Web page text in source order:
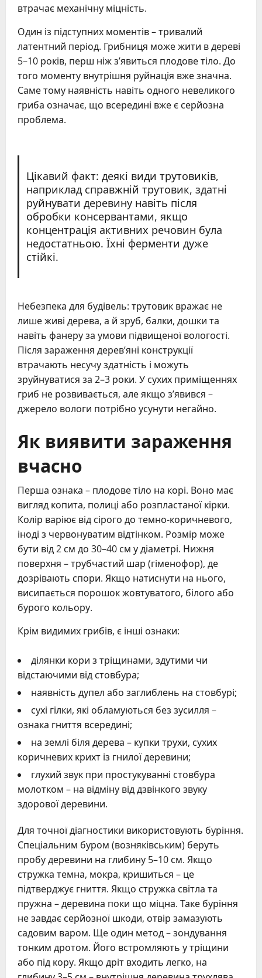
втрачає механічну міцність.
Один із підступних моментів – тривалий
латентний період. Грибниця може жити в дереві
5–10 років, перш ніж з’явиться плодове тіло. До
того моменту внутрішня руйнація вже значна.
Саме тому наявність навіть одного невеликого
гриба означає, що всередині вже є серйозна
проблема.
Цікавий факт: деякі види трутовиків,
наприклад справжній трутовик, здатні
руйнувати деревину навіть після
обробки консервантами, якщо
концентрація активних речовин була
недостатньою. Їхні ферменти дуже
стійкі.
Небезпека для будівель: трутовик вражає не
лише живі дерева, а й зруб, балки, дошки та
навіть фанеру за умови підвищеної вологості.
Після зараження дерев’яні конструкції
втрачають несучу здатність і можуть
зруйнуватися за 2–3 роки. У сухих приміщеннях
гриб не розвивається, але якщо з’явився –
джерело вологи потрібно усунути негайно.
Як виявити зараження
вчасно
Перша ознака – плодове тіло на корі. Воно має
вигляд копита, полиці або розпластаної кірки.
Колір варіює від сірого до темно-коричневого,
іноді з червонуватим відтінком. Розмір може
бути від 2 см до 30–40 см у діаметрі. Нижня
поверхня – трубчастий шар (гіменофор), де
дозрівають спори. Якщо натиснути на нього,
висипається порошок жовтуватого, білого або
бурого кольору.
Крім видимих грибів, є інші ознаки:
ділянки кори з тріщинами, здутими чи
відстаючими від стовбура;
наявність дупел або заглиблень на стовбурі;
сухі гілки, які обламуються без зусилля –
ознака гниття всередині;
на землі біля дерева – купки трухи, сухих
коричневих крихт із гнилої деревини;
глухий звук при простукуванні стовбура
молотком – на відміну від дзвінкого звуку
здорової деревини.
Для точної діагностики використовують буріння.
Спеціальним буром (возняківським) беруть
пробу деревини на глибину 5–10 см. Якщо
стружка темна, мокра, кришиться – це
підтверджує гниття. Якщо стружка світла та
пружна – деревина поки що міцна. Таке буріння
не завдає серйозної шкоди, отвір замазують
садовим варом. Ще один метод – зондування
тонким дротом. Його встромляють у тріщини
або під кору. Якщо дріт входить легко, на